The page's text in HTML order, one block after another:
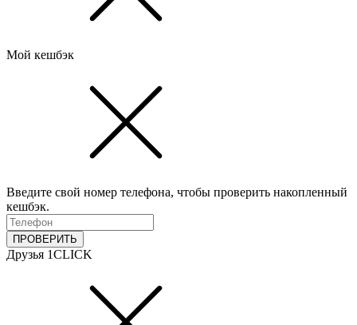
Мой кешбэк
Введите свой номер телефона, чтобы проверить накопленный
кешбэк.
ПРОВЕРИТЬ
Друзья 1CLICK